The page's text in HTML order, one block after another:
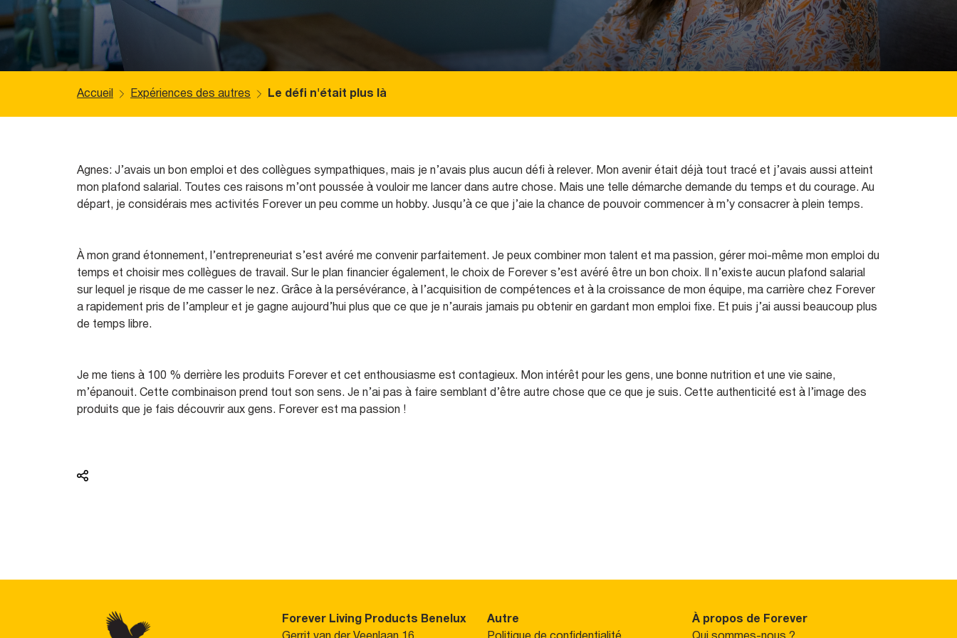
Accueil Expériences des autres Le défi n'était plus là
Agnes: J’avais un bon emploi et des collègues sympathiques, mais je n’avais plus aucun défi à relever. Mon avenir était déjà tout tracé et j’avais aussi atteint
mon plafond salarial. Toutes ces raisons m’ont poussée à vouloir me lancer dans autre chose. Mais une telle démarche demande du temps et du courage. Au
départ, je considérais mes activités Forever un peu comme un hobby. Jusqu’à ce que j’aie la chance de pouvoir commencer à m’y consacrer à plein temps.
À mon grand étonnement, l’entrepreneuriat s’est avéré me convenir parfaitement. Je peux combiner mon talent et ma passion, gérer moi-même mon emploi du
temps et choisir mes collègues de travail. Sur le plan financier également, le choix de Forever s’est avéré être un bon choix. Il n’existe aucun plafond salarial
sur lequel je risque de me casser le nez. Grâce à la persévérance, à l’acquisition de compétences et à la croissance de mon équipe, ma carrière chez Forever
a rapidement pris de l’ampleur et je gagne aujourd’hui plus que ce que je n’aurais jamais pu obtenir en gardant mon emploi fixe. Et puis j’ai aussi beaucoup plus
de temps libre.
Je me tiens à 100 % derrière les produits Forever et cet enthousiasme est contagieux. Mon intérêt pour les gens, une bonne nutrition et une vie saine,
m’épanouit. Cette combinaison prend tout son sens. Je n’ai pas à faire semblant d’être autre chose que ce que je suis. Cette authenticité est à l’image des
produits que je fais découvrir aux gens. Forever est ma passion !
Forever Living Products Benelux
Autre
À propos de Forever